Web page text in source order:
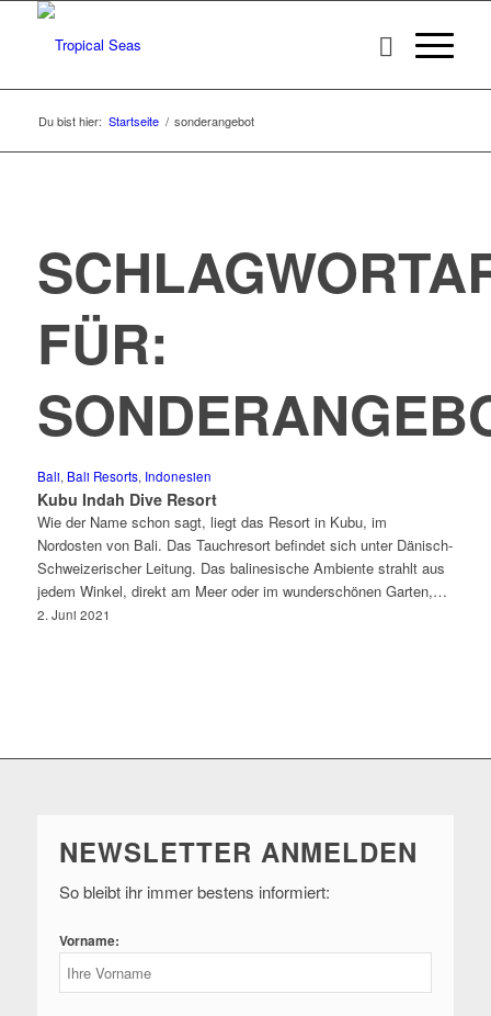
Du bist hier: Startseite / sonderangebot
FÜR:
Bali, Bali Resorts, Indonesien
Kubu Indah Dive Resort
Wie der Name schon sagt, liegt das Resort in Kubu, im
Nordosten von Bali. Das Tauchresort befindet sich unter Dänisch-
Schweizerischer Leitung. Das balinesische Ambiente strahlt aus
jedem Winkel, direkt am Meer oder im wunderschönen Garten,…
2. Juni 2021
NEWSLETTER ANMELDEN
So bleibt ihr immer bestens informiert:
Vorname: